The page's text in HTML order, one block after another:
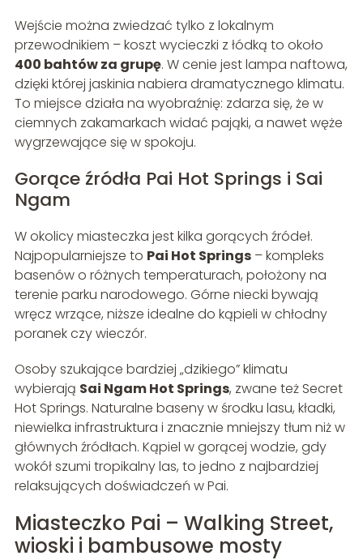
Wejście można zwiedzać tylko z lokalnym
przewodnikiem – koszt wycieczki z łódką to około
400 bahtów za grupę. W cenie jest lampa naftowa,
dzięki której jaskinia nabiera dramatycznego klimatu.
To miejsce działa na wyobraźnię: zdarza się, że w
ciemnych zakamarkach widać pająki, a nawet węże
wygrzewające się w spokoju.
Gorące źródła Pai Hot Springs i Sai
Ngam
W okolicy miasteczka jest kilka gorących źródeł.
Najpopularniejsze to Pai Hot Springs– kompleks
basenów o różnych temperaturach, położony na
terenie parku narodowego. Górne niecki bywają
wręcz wrzące, niższe idealne do kąpieli w chłodny
poranek czy wieczór.
Osoby szukające bardziej „dzikiego” klimatu
wybierają Sai Ngam Hot Springs, zwane też Secret
Hot Springs. Naturalne baseny w środku lasu, kładki,
niewielka infrastruktura i znacznie mniejszy tłum niż w
głównych źródłach. Kąpiel w gorącej wodzie, gdy
wokół szumi tropikalny las, to jedno z najbardziej
relaksujących doświadczeń w Pai.
Miasteczko Pai – Walking Street,
wioski i bambusowe mosty